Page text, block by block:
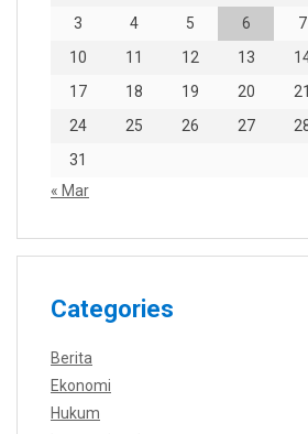
3
4 5 6 7
10
11 12 13
17
18 19 20 21
24
25 26 27
31
« Mar
Categories
Berita
Ekonomi
Hukum